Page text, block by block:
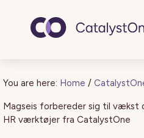
You are here: Home /
Magseis forbereder sig til vækst
HR værktøjer fra CatalystOne